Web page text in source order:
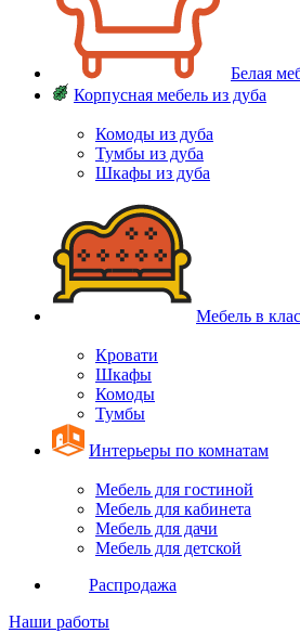
Белая
Корпусная мебель из дуба
Комоды из дуба
Тумбы из дуба
Шкафы из дуба
Мебель в
Кровати
Шкафы
Комоды
Тумбы
Интерьеры по комнатам
Мебель для гостиной
Мебель для кабинета
Мебель для дачи
Мебель для детской
Распродажа
Наши работы